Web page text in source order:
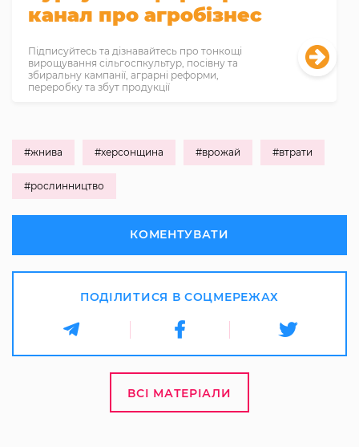
канал про агробізнес
Підписуйтесь та дізнавайтесь про тонкощі
вирощування сільгоспкультур, посівну та
збиральну кампанії, аграрні реформи,
переробку та збут продукції
#жнива #херсонщина #врожай #втрати
#рослинництво
КОМЕНТУВАТИ
ПОДІЛИТИСЯ В СОЦМЕРЕЖАХ
ВСІ МАТЕРІАЛИ